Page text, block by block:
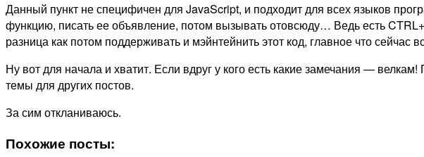
Данный пункт не специфичен для JavaScript, и подходит для всех языков
функцию, писать ее объявление, потом вызывать отовсюду… Ведь есть
разница как потом поддерживать и мэйнтейнить этот код, главное что сейчас
Ну вот для начала и хватит. Если вдруг у кого есть какие замечания —
темы для других постов.
За сим откланиваюсь.
Похожие посты: